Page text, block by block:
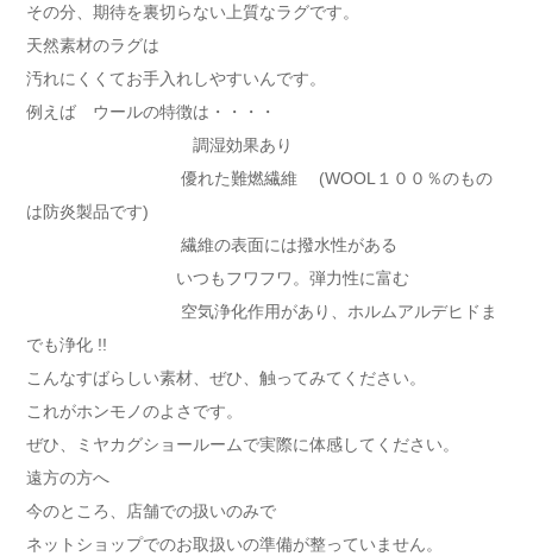
その分、期待を裏切らない上質なラグです。
天然素材のラグは
汚れにくくてお手入れしやすいんです。
例えば ウールの特徴は・・・・
調湿効果あり
優れた難燃繊維 (WOOL１００％のもの
は防炎製品です)
繊維の表面には撥水性がある
いつもフワフワ。弾力性に富む
空気浄化作用があり、ホルムアルデヒドま
でも浄化 !!
こんなすばらしい素材、ぜひ、触ってみてください。
これがホンモノのよさです。
ぜひ、ミヤカグショールームで実際に体感してください。
遠方の方へ
今のところ、店舗での扱いのみで
ネットショップでのお取扱いの準備が整っていません。